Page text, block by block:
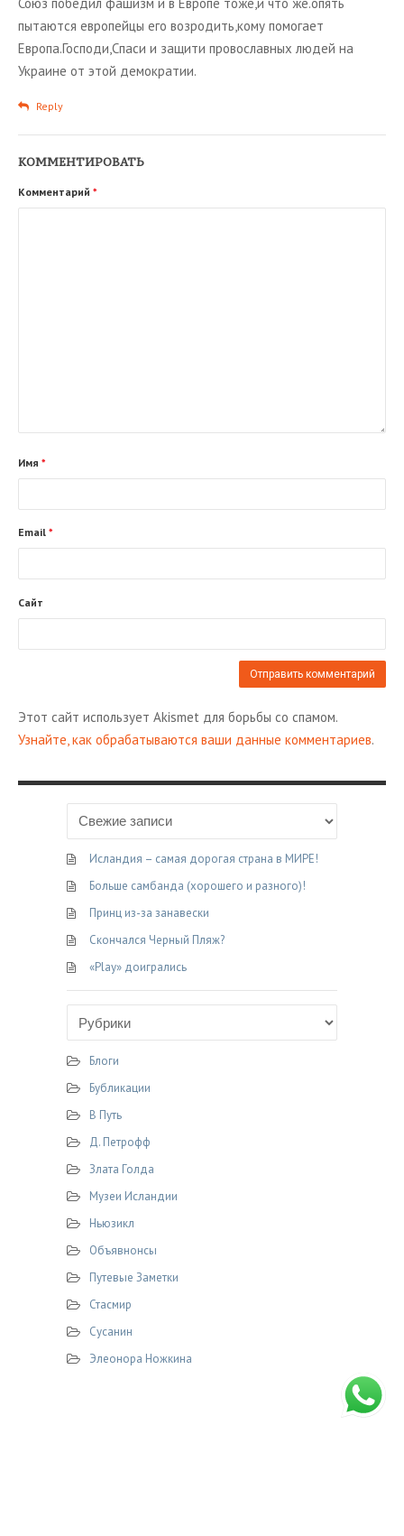
пытаются европейцы его возродить,кому помогает
Европа.Господи,Спаси и защити провославных людей на
Украине от этой демократии.
Reply
КОММЕНТИРОВАТЬ
Комментарий *
Имя *
Email *
Сайт
Этот сайт использует Akismet для борьбы со спамом.
Узнайте, как обрабатываются ваши данные комментариев.
Исландия – самая дорогая страна в МИРЕ!
Больше самбанда (хорошего и разного)!
Принц из-за занавески
Скончался Черный Пляж?
«Play» доигрались
Блоги
Бубликации
В Путь
Д. Петрофф
Злата Голда
Музеи Исландии
Ньюзикл
Объявнонсы
Путевые Заметки
Стасмир
Сусанин
Элеонора Ножкина